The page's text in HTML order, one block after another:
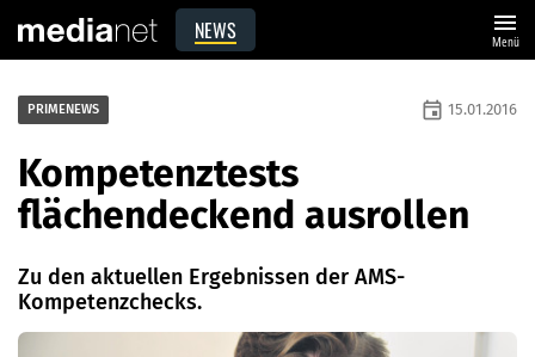
NEWS menu
Menü
PRIMENEWS event 15.01.2016
Kompetenztests
flächendeckend ausrollen
Zu den aktuellen Ergebnissen der AMS-
Kompetenzchecks.